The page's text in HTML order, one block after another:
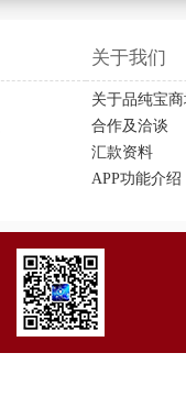
关于我们
关于品纯宝
合作及洽谈
汇款资料
APP功能介绍